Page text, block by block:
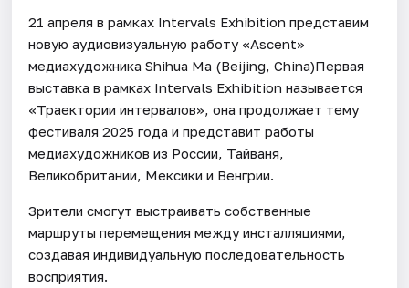
21 апреля в рамках Intervals Exhibition представим
новую аудиовизуальную работу «Ascent»
медиахудожника Shihua Ma (Beijing, China)Первая
выставка в рамках Intervals Exhibition называется
«Траектории интервалов», она продолжает тему
фестиваля 2025 года и представит работы
медиахудожников из России, Тайваня,
Великобритании, Мексики и Венгрии.
Зрители смогут выстраивать собственные
маршруты перемещения между инсталляциями,
создавая индивидуальную последовательность
восприятия.